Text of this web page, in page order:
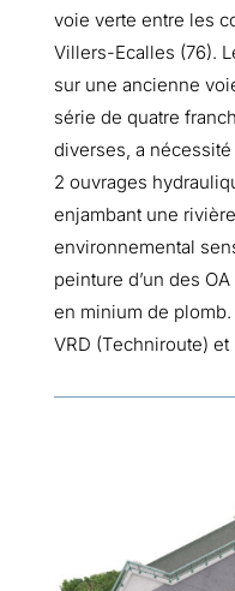
voie verte entre les
Villers-Ecalles (76).
sur une ancienne
série de quatre
diverses, a
2 ouvrages
enjambant une
environnemental
peinture d’un des
en minium de plomb.
VRD (Techniroute)